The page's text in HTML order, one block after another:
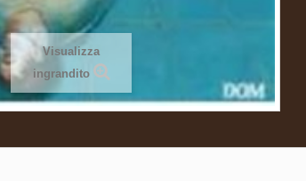
Visualizza
ingrandito